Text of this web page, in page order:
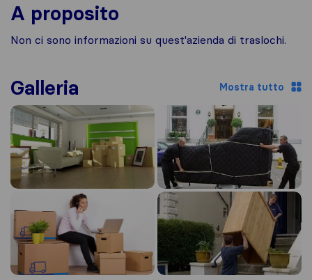
A proposito
Non ci sono informazioni su quest'azienda di traslochi.
Galleria Mostra tutto